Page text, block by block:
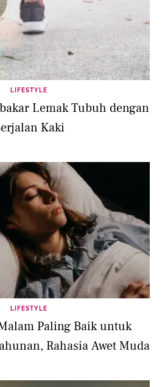
LIFESTYLE
Lemak Tubuh dengan
Kaki
LIFESTYLE
Paling Baik untuk
Rahasia Awet Muda